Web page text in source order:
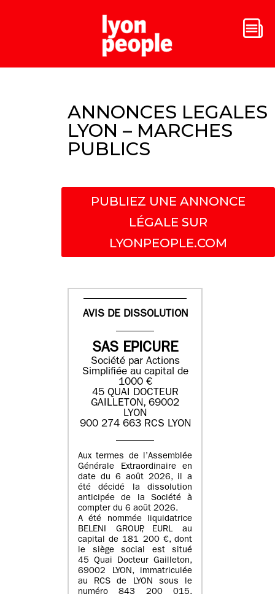
ANNONCES LEGALES
LYON – MARCHES
PUBLICS
PUBLIEZ UNE ANNONCE
LÉGALE SUR
LYONPEOPLE.COM
AVIS DE DISSOLUTION
SAS EPICURE
Société par Actions
Simplifiée au capital de
1000 €
45 QUAI DOCTEUR
GAILLETON, 69002
LYON
900 274 663 RCS LYON
Aux termes de l’Assemblée
Générale Extraordinaire en
date du 6 août 2026, il a
été décidé la dissolution
anticipée de la Société à
compter du 6 août 2026.
A été nommée liquidatrice
BELENI GROUP, EURL au
capital de 181 200 €, dont
le siège social est situé
45 Quai Docteur Gailleton,
69002 LYON, immatriculée
au RCS de LYON sous le